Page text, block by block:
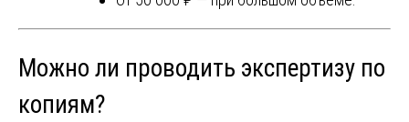
Можно ли проводить экспертизу по
копиям?